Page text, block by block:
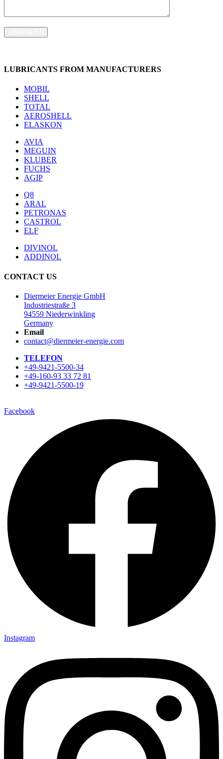
LUBRICANTS FROM MANUFACTURERS
MOBIL
SHELL
TOTAL
AEROSHELL
ELASKON
AVIA
MEGUIN
KLUBER
FUCHS
AGIP
Q8
ARAL
PETRONAS
CASTROL
ELF
DIVINOL
ADDINOL
CONTACT US
Diermeier Energie GmbH
Industriestraße 3
94559 Niederwinkling
Germany
Email
contact@diermeier-energie.com
TELEFON
+49-9421-5500-34
+49-160-93 33 72 81
+49-9421-5500-19
Facebook
Instagram